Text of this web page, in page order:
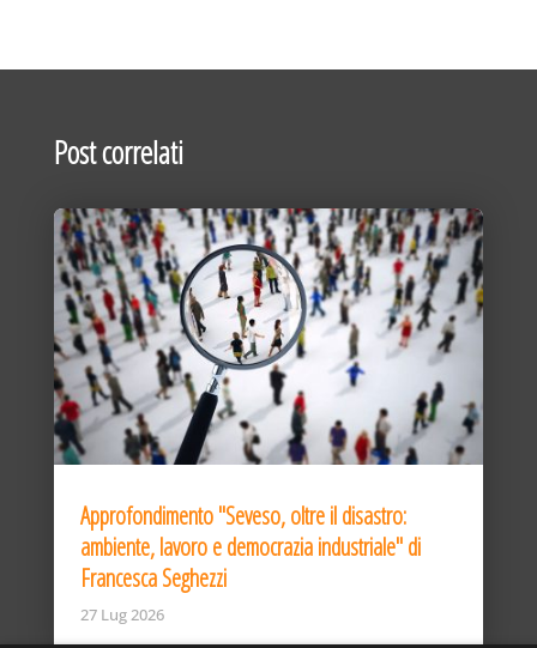
Post correlati
Approfondimento "Seveso, oltre il disastro:
ambiente, lavoro e democrazia industriale" di
Francesca Seghezzi
27 Lug 2026